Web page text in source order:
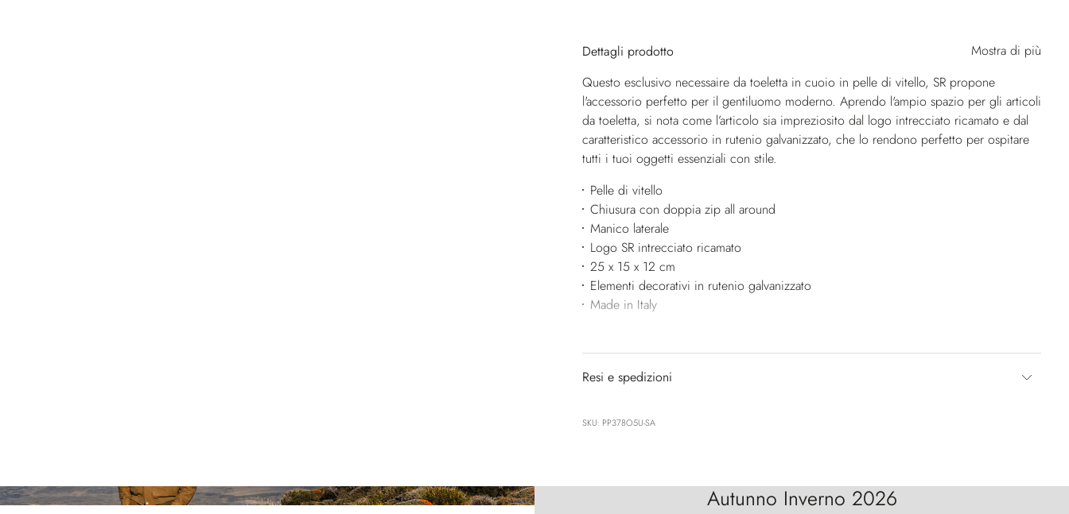
Dettagli prodotto
Mostra di più
Questo esclusivo necessaire da toeletta in cuoio in pelle di vitello, SR propone
l'accessorio perfetto per il gentiluomo moderno. Aprendo l'ampio spazio per gli articoli
da toeletta, si nota come l’articolo sia impreziosito dal logo intrecciato ricamato e dal
caratteristico accessorio in rutenio galvanizzato, che lo rendono perfetto per ospitare
tutti i tuoi oggetti essenziali con stile.
Pelle di vitello
Chiusura con doppia zip all around
Manico laterale
Logo SR intrecciato ricamato
25 x 15 x 12 cm
Elementi decorativi in rutenio galvanizzato
Made in Italy
Resi e spedizioni
SKU: PP378O5U-SA
Autunno Inverno 2026